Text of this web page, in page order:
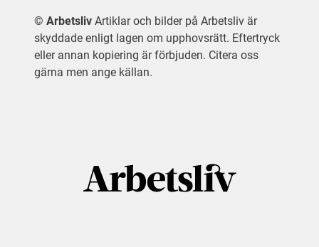
© Arbetsliv Artiklar och bilder på Arbetsliv är
skyddade enligt lagen om upphovsrätt. Eftertryck
eller annan kopiering är förbjuden. Citera oss
gärna men ange källan.